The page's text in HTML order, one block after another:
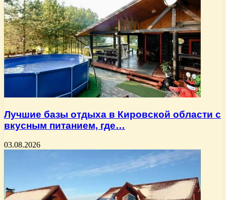
Лучшие базы отдыха в Кировской области с
вкусным питанием, где…
03.08.2026